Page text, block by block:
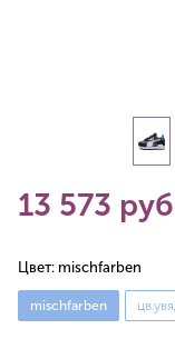
13 573
Цвет: mischfarben
mischfarben